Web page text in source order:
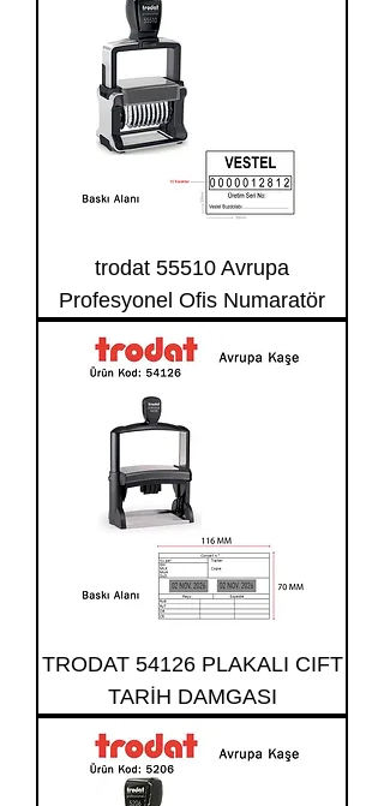
trodat 55510 Avrupa
Profesyonel Ofis Numaratör
TRODAT 54126 PLAKALI CIFT
TARİH DAMGASI